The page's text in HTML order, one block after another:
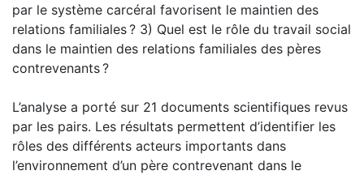
par le système carcéral favorisent le maintien des
relations familiales ? 3) Quel est le rôle du travail social
dans le maintien des relations familiales des pères
contrevenants ?
L’analyse a porté sur 21 documents scientifiques revus
par les pairs. Les résultats permettent d’identifier les
rôles des différents acteurs importants dans
l’environnement d’un père contrevenant dans le